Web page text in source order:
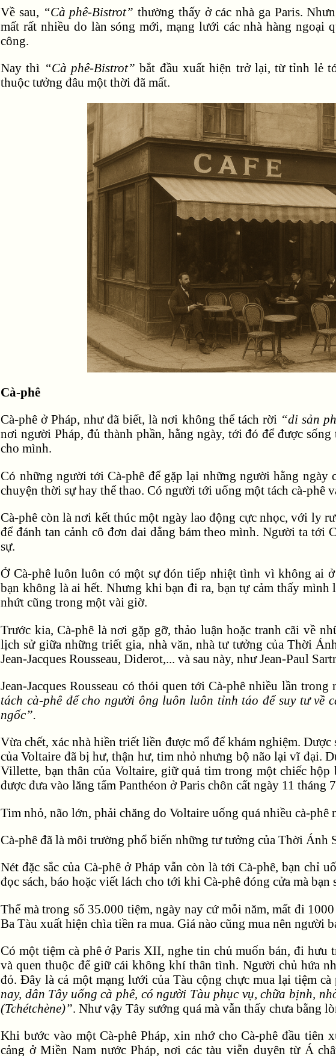
Về sau, “Cà phê-Bistrot” thường thấy ở các nhà ga Paris.
mất rất nhiều do làn sóng mới, mạng lưới các nhà hàng ngoại
công.
Nay thì “Cà phê-Bistrot”bắt đầu xuất hiện trở lại, từ tỉnh lẻ
thuộc tưởng đâu một thời đã mất.
Cà-phê
Cà-phê ở Pháp, như đã biết, là nơi không thể tách rời “di sản
nơi người Pháp, đủ thành phần, hằng ngày, tới đó để được
cho mình.
Có những người tới Cà-phê để gặp lại những người hằng ngày
chuyện thời sự hay thể thao. Có người tới uống một tách cà-phê
Cà-phê còn là nơi kết thúc một ngày lao động cực nhọc, với ly
để đánh tan cảnh cô đơn dai dẳng bám theo mình. Người ta
sự.
Ở Cà-phê luôn luôn có một sự đón tiếp nhiệt tình vì không ai
bạn không là ai hết. Nhưng khi bạn đi ra, bạn tự cảm thấy
nhứt cũng trong một vài giờ.
Trước kia, Cà-phê là nơi gặp gỡ, thảo luận hoặc tranh cãi về
lịch sử giữa những triết gia, nhà văn, nhà tư tưởng của Thời
Jean-Jacques Rousseau, Diderot,... và sau này, như Jean-Paul
Jean-Jacques Rousseau có thói quen tới Cà-phê nhiều lần trong
tách cà-phê để cho người ông luôn luôn tỉnh táo để suy tư về
ngốc”.
Vừa chết, xác nhà hiền triết liền được mổ để khám nghiệm.
của Voltaire đã bị hư, thận hư, tim nhỏ nhưng bộ não lại vĩ đại.
Villette, bạn thân của Voltaire, giữ quả tim trong một chiếc hộp
được đưa vào lăng tẩm Panthéon ở Paris chôn cất ngày 11 tháng
Tim nhỏ, não lớn, phải chăng do Voltaire uống quá nhiều cà-phê
Cà-phê đã là môi trường phổ biến những tư tưởng của Thời Ánh
Nét đặc sắc của Cà-phê ở Pháp vẫn còn là tới Cà-phê, bạn chỉ
đọc sách, báo hoặc viết lách cho tới khi Cà-phê đóng cửa mà
Thế mà trong số 35.000 tiệm, ngày nay cứ mỗi năm, mất đi
Ba Tàu xuất hiện chìa tiền ra mua. Giá nào cũng mua nên người
Có một tiệm cà phê ở Paris XII, nghe tin chủ muốn bán, đi hưu
và quen thuộc để giữ cái không khí thân tình. Người chủ hứa
đỏ. Đây là cả một mạng lưới của Tàu cộng chực mua lại tiệm
nay, dân Tây uống cà phê, có người Tàu phục vụ, chữa bịnh,
(Tchétchène)”. Như vậy Tây sướng quá mà vẫn thấy chưa bằng
Khi bước vào một Cà-phê Pháp, xin nhớ cho Cà-phê đầu tiên
cảng ở Miền Nam nước Pháp, nơi các tàu viễn duyên từ Á